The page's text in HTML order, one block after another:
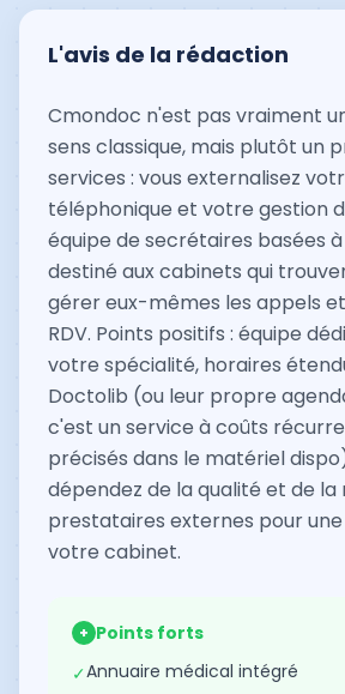
L'avis de la rédaction
Cmondoc n'est pas vraiment
sens classique, mais plutôt un
services : vous externalisez
téléphonique et votre gestion
équipe de secrétaires basées
destiné aux cabinets qui
gérer eux-mêmes les appels
RDV. Points positifs : équipe
votre spécialité, horaires
Doctolib (ou leur propre
c'est un service à coûts
précisés dans le matériel
dépendez de la qualité et de
prestataires externes pour
votre cabinet.
+ Points forts
✓Annuaire médical intégré